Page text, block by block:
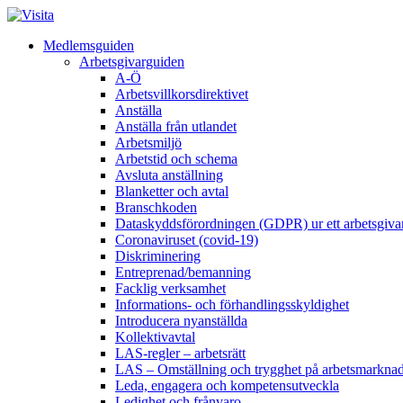
Medlemsguiden
Arbetsgivarguiden
A-Ö
Arbetsvillkorsdirektivet
Anställa
Anställa från utlandet
Arbetsmiljö
Arbetstid och schema
Avsluta anställning
Blanketter och avtal
Branschkoden
Dataskyddsförordningen (GDPR) ur ett
Coronaviruset (covid-19)
Diskriminering
Entreprenad/bemanning
Facklig verksamhet
Informations- och förhandlingsskyldighet
Introducera nyanställda
Kollektivavtal
LAS-regler – arbetsrätt
LAS – Omställning och trygghet på
Leda, engagera och kompetensutveckla